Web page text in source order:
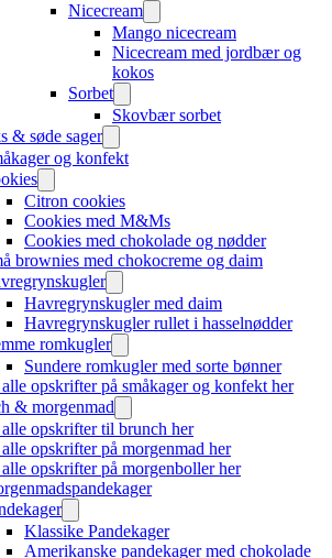
Nicecream
Mango nicecream
Nicecream med jordbær og
kokos
Sorbet
Skovbær sorbet
& søde sager
og konfekt
Citron cookies
Cookies med M&Ms
Cookies med chokolade og nødder
brownies med chokocreme og daim
Havregrynskugler med daim
Havregrynskugler rullet i hasselnødder
romkugler
Sundere romkugler med sorte bønner
alle opskrifter på småkager og konfekt her
& morgenmad
alle opskrifter til brunch her
alle opskrifter på morgenmad her
alle opskrifter på morgenboller her
Klassike Pandekager
Amerikanske pandekager med chokolade